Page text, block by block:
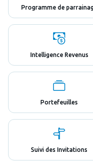
Programme de
Intelligence Revenus
Portefeuilles
Suivi des Invitations